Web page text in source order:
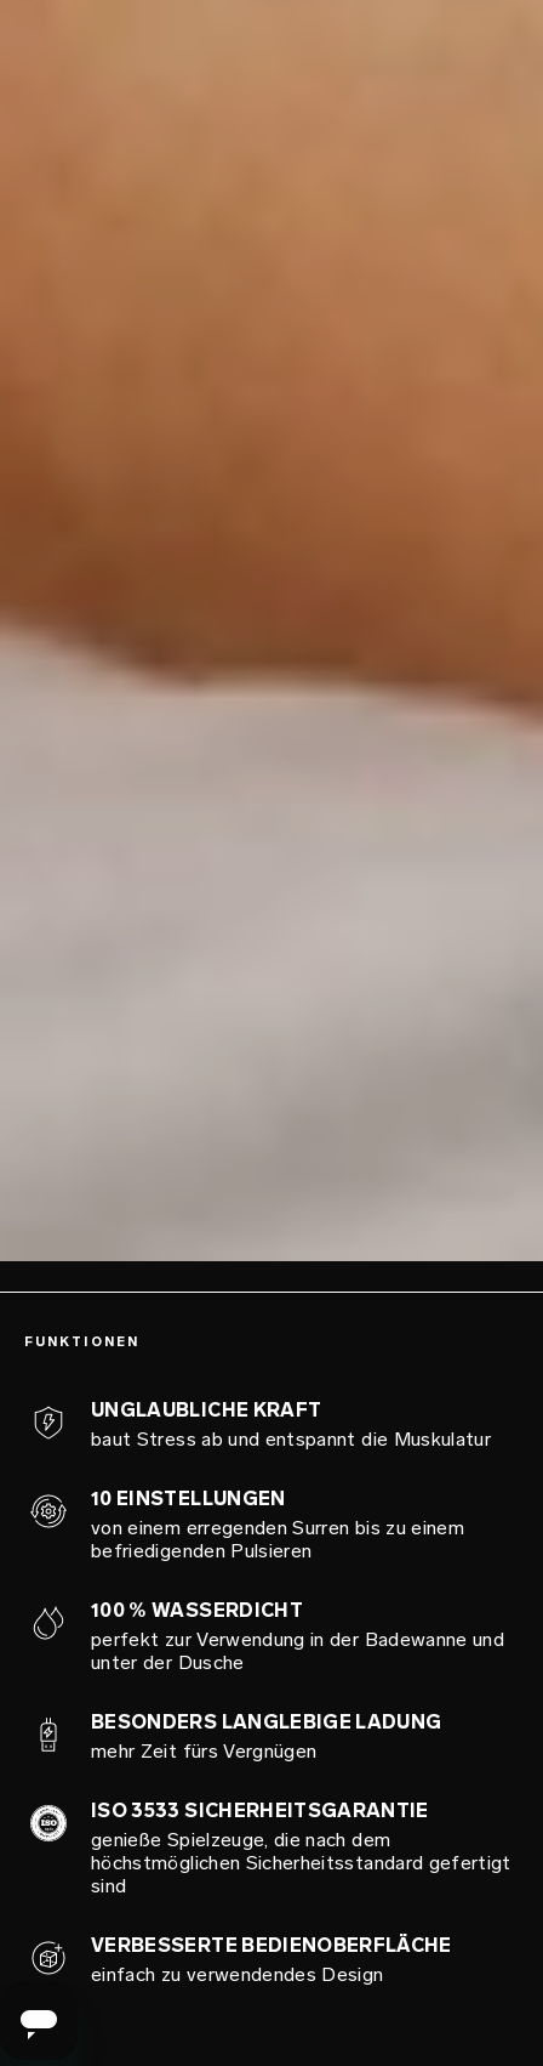
FUNKTIONEN
UNGLAUBLICHE KRAFT
baut Stress ab und entspannt die Muskulatur
10 EINSTELLUNGEN
von einem erregenden Surren bis zu einem
befriedigenden Pulsieren
100 % WASSERDICHT
perfekt zur Verwendung in der Badewanne und
unter der Dusche
BESONDERS LANGLEBIGE LADUNG
mehr Zeit fürs Vergnügen
ISO 3533 SICHERHEITSGARANTIE
genieße Spielzeuge, die nach dem
höchstmöglichen Sicherheitsstandard gefertigt
sind
VERBESSERTE BEDIENOBERFLÄCHE
einfach zu verwendendes Design